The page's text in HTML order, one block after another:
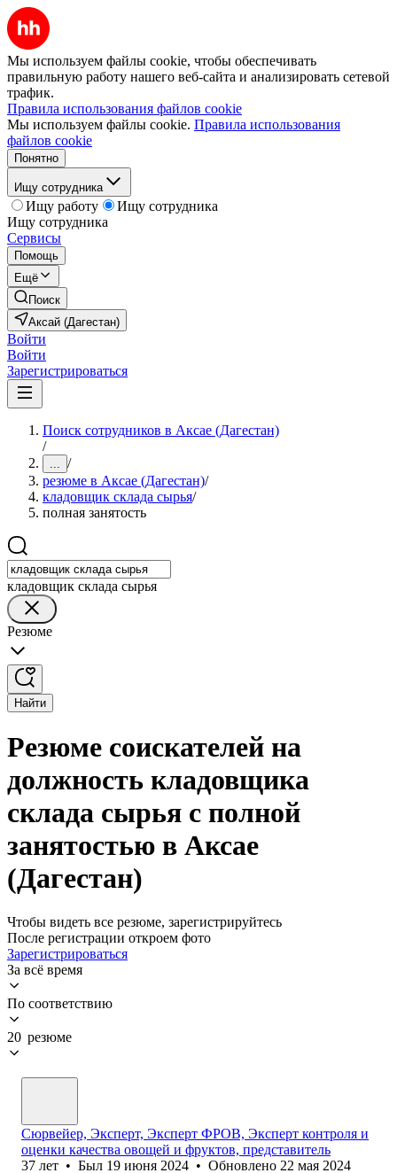
Мы используем файлы cookie, чтобы обеспечивать
правильную работу нашего веб-сайта и анализировать сетевой
трафик.
Правила использования файлов cookie
Мы используем файлы cookie. Правила использования
файлов cookie
Понятно
Ищу сотрудника
Ищу работу
Ищу сотрудника
Ищу сотрудника
Сервисы
Помощь
Ещё
Поиск
Аксай (Дагестан)
Войти
Войти
Зарегистрироваться
Поиск сотрудников в Аксае (Дагестан)
/
... /
резюме в Аксае (Дагестан)/
кладовщик склада сырья/
полная занятость
кладовщик склада сырья
Резюме
Найти
Резюме соискателей на
должность кладовщика
склада сырья с полной
занятостью в Аксае
(Дагестан)
Чтобы видеть все резюме, зарегистрируйтесь
После регистрации откроем фото
Зарегистрироваться
За всё время
По соответствию
20 резюме
Сюрвейер, Эксперт, Эксперт ФРОВ, Эксперт контроля и
оценки качества овощей и фруктов, представитель
37 лет • Был 19 июня 2024 • Обновлено 22 мая 2024